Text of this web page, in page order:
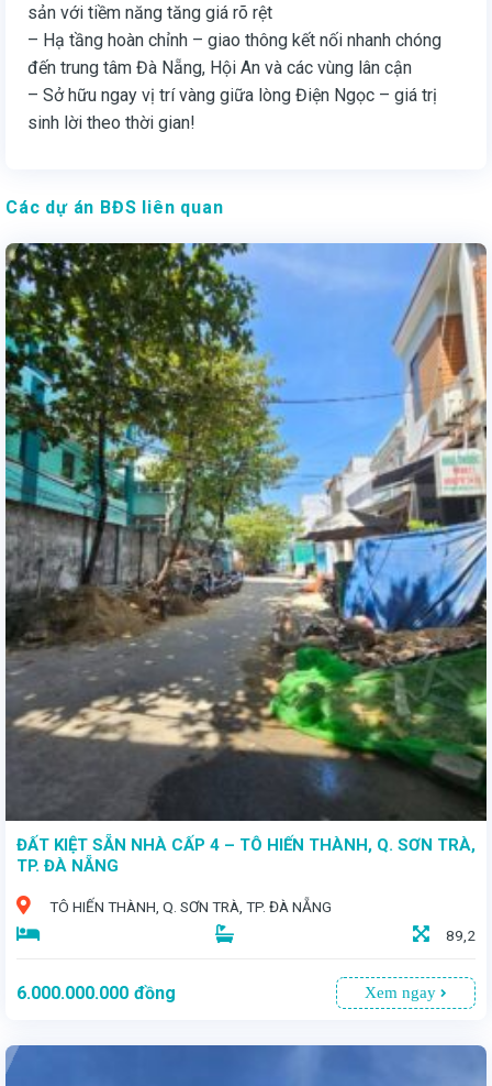
sản với tiềm năng tăng giá rõ rệt
– Hạ tầng hoàn chỉnh – giao thông kết nối nhanh chóng
đến trung tâm Đà Nẵng, Hội An và các vùng lân cận
– Sở hữu ngay vị trí vàng giữa lòng Điện Ngọc – giá trị
sinh lời theo thời gian!
Các dự án BĐS liên quan
ĐẤT KIỆT SẴN NHÀ CẤP 4 – TÔ HIẾN THÀNH, Q. SƠN TRÀ,
TP. ĐÀ NẴNG
TÔ HIẾN THÀNH, Q. SƠN TRÀ, TP. ĐÀ NẴNG
89,2
6.000.000.000 đồng Xem ngay